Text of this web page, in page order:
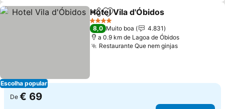
Escolha popular
PartilharAdicionar aos favoritos
Hotel Vila d'Óbidos
4 Estrelas
8,0 Muito boa
4.831
a 0.9 km de Lagoa de Óbidos
Restaurante Que nem ginjas
De € 69